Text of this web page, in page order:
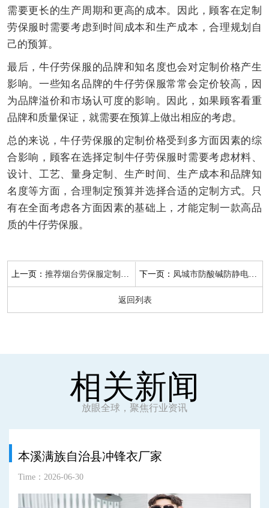
需要更长的生产周期和更高的成本。因此，顾客在定制
劳保服时需要考虑到时间成本和生产成本，合理规划自
己的预算。
最后，牛仔劳保服的品牌和知名度也会对定制价格产生
影响。一些知名品牌的牛仔劳保服常常会定价较高，因
为品牌溢价和市场认可度的影响。因此，如果顾客看重
品牌和质量保证，就需要在预算上做出相应的考虑。
总的来说，牛仔劳保服的定制价格受到多方面因素的综
合影响，顾客在选择定制牛仔劳保服时需要考虑材料、
设计、工艺、量身定制、生产时间、生产成本和品牌知
名度等方面，合理制定预算并选择合适的定制方式。只
有在全面考虑各方面因素的基础上，才能定制一款高品
质的牛仔劳保服。
上一页：推荐烟台劳保服定制厂家 下一页： 凤城市防酸碱防静电工作服
返回列表
相关新闻
放眼全球，聚焦行业资讯
本溪满族自治县冲锋衣厂家
Time：2026-06-30